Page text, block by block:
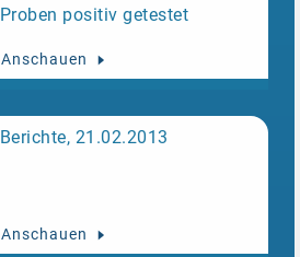
Proben positiv getestet
Anschauen
Berichte, 21.02.2013
Anschauen